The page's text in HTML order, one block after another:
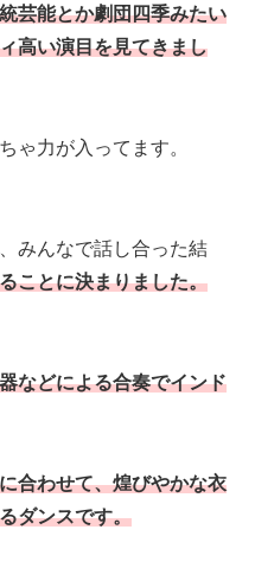
芸能とか劇団四季みたい
高い演目を見てきまし
ゃ力が入ってます。
みんなで話し合った結
ことに決まりました。
などによる合奏でインド
合わせて、煌びやかな衣
ダンスです。